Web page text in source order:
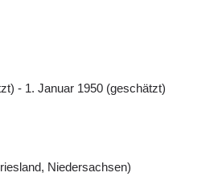
- 1. Januar 1950 (geschätzt)
Niedersachsen)